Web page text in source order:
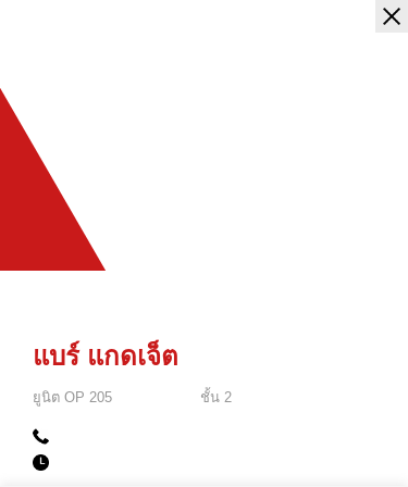
แบร์ แกดเจ็ต
ยูนิต OP 205 ชั้น 2